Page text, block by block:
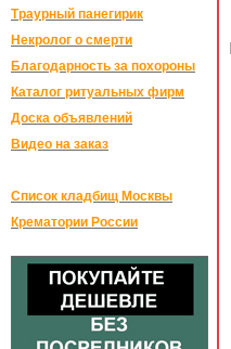
Траурный панегирик
Некролог о смерти
Благодарность за похороны
Каталог ритуальных фирм
Доска объявлений
Видео на заказ
Список кладбищ Москвы
Крематории России